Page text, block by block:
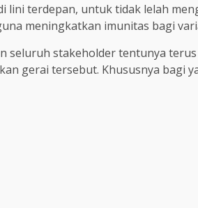
terdepan, untuk tidak lelah
meningkatkan imunitas bagi
seluruh stakeholder tentunya
gerai tersebut. Khususnya bagi